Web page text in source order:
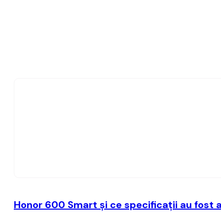
Honor 600 Smart și ce specificații au fost